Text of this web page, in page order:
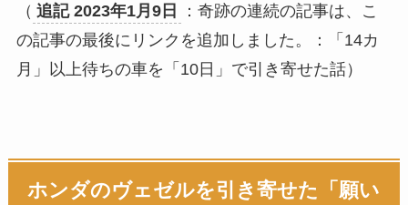
（ 追記 2023年1月9日
：奇跡の連続の記事は、こ
の記事の最後にリンクを追加しました。：「14カ
月」以上待ちの車を「10日」で引き寄せた話）
ホンダのヴェゼルを引き寄せた「願い